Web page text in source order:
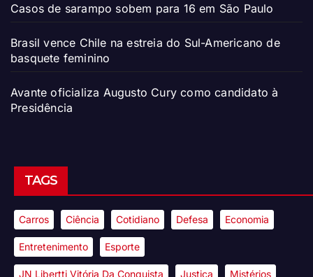
Casos de sarampo sobem para 16 em São Paulo
Brasil vence Chile na estreia do Sul-Americano de
basquete feminino
Avante oficializa Augusto Cury como candidato à
Presidência
TAGS
Carros Ciência Cotidiano Defesa Economia
Entretenimento Esporte
JN Libertti Vitória Da Conquista Justiça Mistérios